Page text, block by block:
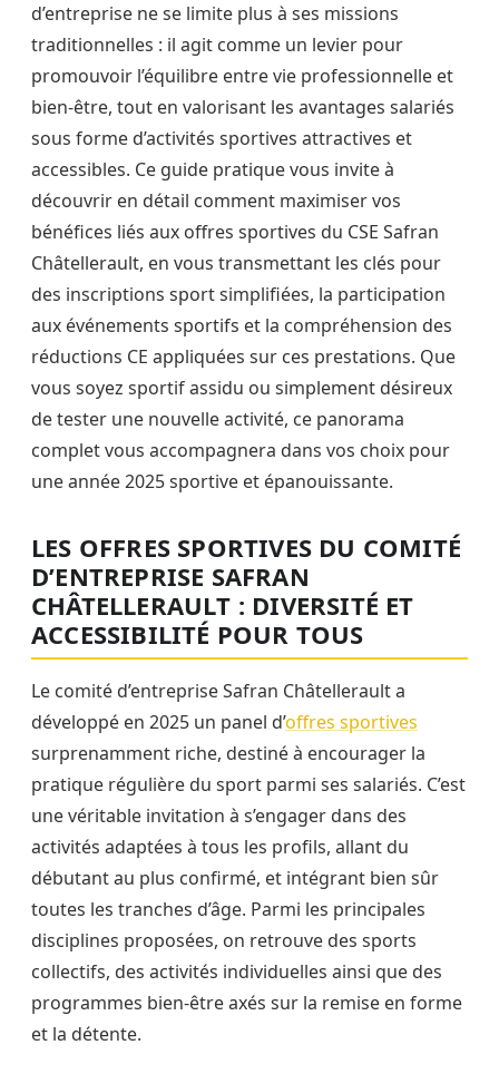
d’entreprise ne se limite plus à ses missions
traditionnelles : il agit comme un levier pour
promouvoir l’équilibre entre vie professionnelle et
bien-être, tout en valorisant les avantages salariés
sous forme d’activités sportives attractives et
accessibles. Ce guide pratique vous invite à
découvrir en détail comment maximiser vos
bénéfices liés aux offres sportives du CSE Safran
Châtellerault, en vous transmettant les clés pour
des inscriptions sport simplifiées, la participation
aux événements sportifs et la compréhension des
réductions CE appliquées sur ces prestations. Que
vous soyez sportif assidu ou simplement désireux
de tester une nouvelle activité, ce panorama
complet vous accompagnera dans vos choix pour
une année 2025 sportive et épanouissante.
LES OFFRES SPORTIVES DU COMITÉ
D’ENTREPRISE SAFRAN
CHÂTELLERAULT : DIVERSITÉ ET
ACCESSIBILITÉ POUR TOUS
Le comité d’entreprise Safran Châtellerault a
développé en 2025 un panel d’offres sportives
surprenamment riche, destiné à encourager la
pratique régulière du sport parmi ses salariés. C’est
une véritable invitation à s’engager dans des
activités adaptées à tous les profils, allant du
débutant au plus confirmé, et intégrant bien sûr
toutes les tranches d’âge. Parmi les principales
disciplines proposées, on retrouve des sports
collectifs, des activités individuelles ainsi que des
programmes bien-être axés sur la remise en forme
et la détente.